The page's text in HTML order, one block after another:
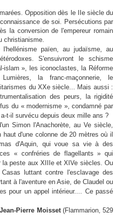
Opposition dès le IIe siècle du
de soi. Persécutions par
la conversion de l'empereur romain
christianisme.
païen, au judaïsme, au
S'ensuivront le schisme
islam », les iconoclastes, la Réforme
la franc-maçonnerie, le
du XXe siècle... Mais aussi :
des peurs, la rigidité
du « modernisme », condamné par
t-il survécu depuis deux mille ans ?
Simon l'Anachorète, au Ve siècle,
d'une colonne de 20 mètres où il
d'Aquin, qui voue sa vie à des
« confréries de flagellants » qui
la peste aux XIIIe et XIVe siècles. Ou
luttant contre l'esclavage des
à l'aventure en Asie, de Claudel ou
pour un appel intérieur.... Ce passé
Jean-Pierre Moisset(Flammarion, 529